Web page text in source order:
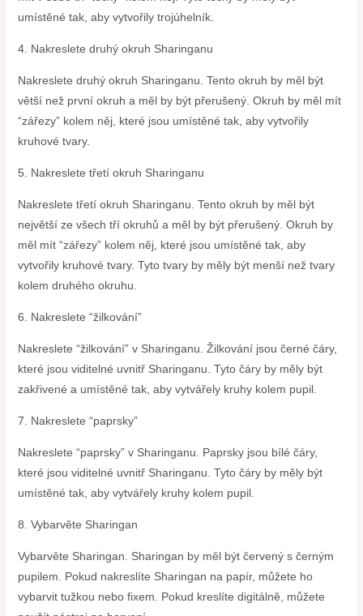
umístěné tak, aby vytvořily trojúhelník.
4. Nakreslete druhý okruh Sharinganu
Nakreslete druhý okruh Sharinganu. Tento okruh by měl být
větší než první okruh a měl by být přerušený. Okruh by měl mít
“zářezy” kolem něj, které jsou umístěné tak, aby vytvořily
kruhové tvary.
5. Nakreslete třetí okruh Sharinganu
Nakreslete třetí okruh Sharinganu. Tento okruh by měl být
největší ze všech tří okruhů a měl by být přerušený. Okruh by
měl mít “zářezy” kolem něj, které jsou umístěné tak, aby
vytvořily kruhové tvary. Tyto tvary by měly být menší než tvary
kolem druhého okruhu.
6. Nakreslete “žilkování”
Nakreslete “žilkování” v Sharinganu. Žilkování jsou černé čáry,
které jsou viditelné uvnitř Sharinganu. Tyto čáry by měly být
zakřivené a umístěné tak, aby vytvářely kruhy kolem pupil.
7. Nakreslete “paprsky”
Nakreslete “paprsky” v Sharinganu. Paprsky jsou bílé čáry,
které jsou viditelné uvnitř Sharinganu. Tyto čáry by měly být
umístěné tak, aby vytvářely kruhy kolem pupil.
8. Vybarvěte Sharingan
Vybarvěte Sharingan. Sharingan by měl být červený s černým
pupilem. Pokud nakreslíte Sharingan na papír, můžete ho
vybarvit tužkou nebo fixem. Pokud kreslíte digitálně, můžete